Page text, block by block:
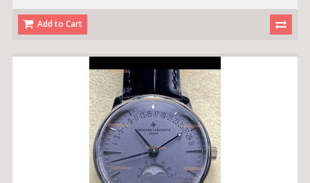
Add to Cart